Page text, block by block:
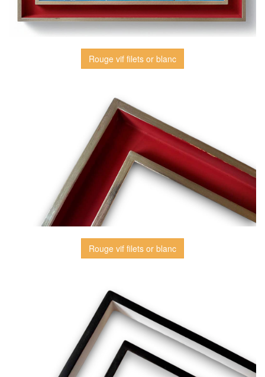
Rouge vif filets or blanc
Rouge vif filets or blanc